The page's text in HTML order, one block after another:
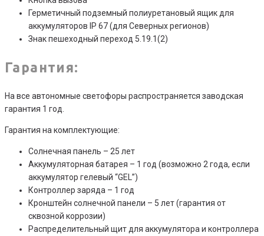
Герметичный подземный полиуретановый ящик для
аккумуляторов IP 67 (для Северных регионов)
Знак пешеходный переход 5.19.1(2)
Гарантия:
На все автономные светофоры распространяется заводская
гарантия 1 год.
Гарантия на комплектующие:
Солнечная панель – 25 лет
Аккумуляторная батарея – 1 год (возможно 2 года, если
аккумулятор гелевый “GEL”)
Контроллер заряда – 1 год
Кронштейн солнечной панели – 5 лет (гарантия от
сквозной коррозии)
Распределительный щит для аккумулятора и контроллера